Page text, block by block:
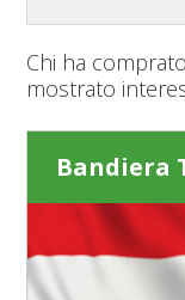
Chi ha
mostrato
Bandiera